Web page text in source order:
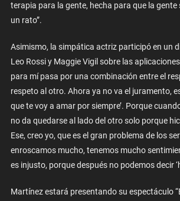
terapia para la gente, hecha para que la gente
un rato”.
Asimismo, la simpática actriz participó en un
Leo Rossi y Maggie Vigil sobre las
para mí pasa por una combinación entre el
respeto al otro. Ahora ya no va el juramento,
que te voy a amar por siempre’. Porque
no da quedarse al lado del otro solo porque
Ese, creo yo, que es el gran problema de los
enroscamos mucho, tenemos mucho
es injusto, porque después no podemos decir
Martínez estará presentando su espectáculo